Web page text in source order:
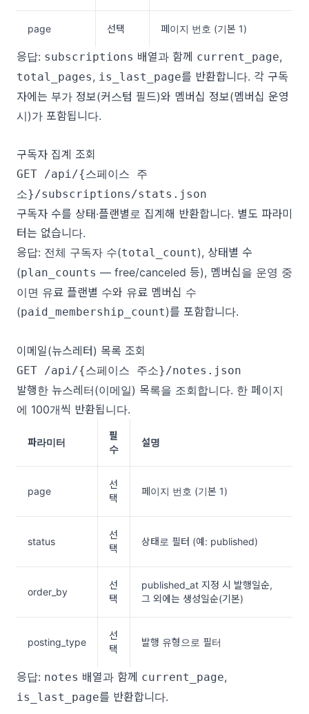
page 선택 페이지 번호 (기본 1)
응답: subscriptions 배열과 함께 current_page,
total_pages, is_last_page를 반환합니다. 각 구독
자에는 부가 정보(커스텀 필드)와 멤버십 정보(멤버십 운영
시)가 포함됩니다.
구독자 집계 조회
GET /api/{스페이스 주
소}/subscriptions/stats.json
구독자 수를 상태·플랜별로 집계해 반환합니다. 별도 파라미
터는 없습니다.
응답: 전체 구독자 수(total_count), 상태별 수
(plan_counts — free/canceled 등), 멤버십을 운영 중
이면 유료 플랜별 수와 유료 멤버십 수
(paid_membership_count)를 포함합니다.
이메일(뉴스레터) 목록 조회
GET /api/{스페이스 주소}/notes.json
발행한 뉴스레터(이메일) 목록을 조회합니다. 한 페이지
에 100개씩 반환됩니다.
파라미터
필
수
설명
page
선
택
페이지 번호 (기본 1)
status
선
택
상태로 필터 (예: published)
order_by
선
택
published_at 지정 시 발행일순,
그 외에는 생성일순(기본)
posting_type
선
택
발행 유형으로 필터
응답: notes 배열과 함께 current_page,
is_last_page를 반환합니다.